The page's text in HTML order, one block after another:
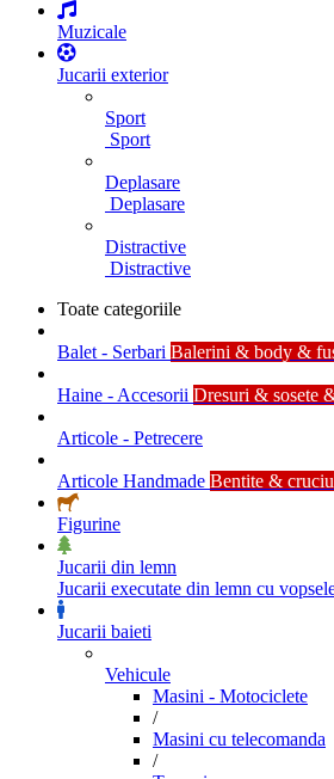
Muzicale
Jucarii exterior
Sport
Sport
Deplasare
Deplasare
Distractive
Distractive
Toate categoriile
Balet - Serbari Balerini & body &
Haine - Accesorii Dresuri & sosete
Articole - Petrecere
Articole Handmade Bentite &
Figurine
Jucarii din lemn
Jucarii executate din lemn cu
Jucarii baieti
Vehicule
Masini - Motociclete
/
Masini cu telecomanda
/